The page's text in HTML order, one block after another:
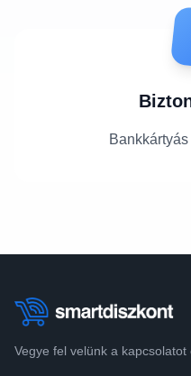
Vegye fel velünk a